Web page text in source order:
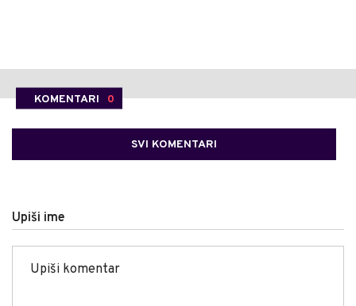
KOMENTARI 0
SVI KOMENTARI
Upiši ime